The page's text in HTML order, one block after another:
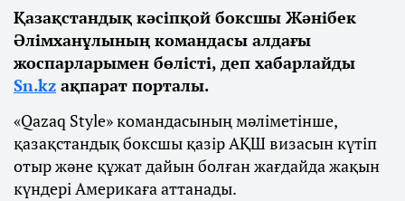
Қазақстандық кәсіпқой боксшы Жәнібек
Әлімханұлының командасы алдағы
жоспарларымен бөлісті, деп хабарлайды
Sn.kz ақпарат порталы.
«Qazaq Style» командасының мәліметінше,
қазақстандық боксшы қазір АҚШ визасын күтіп
отыр және құжат дайын болған жағдайда жақын
күндері Америкаға аттанады.